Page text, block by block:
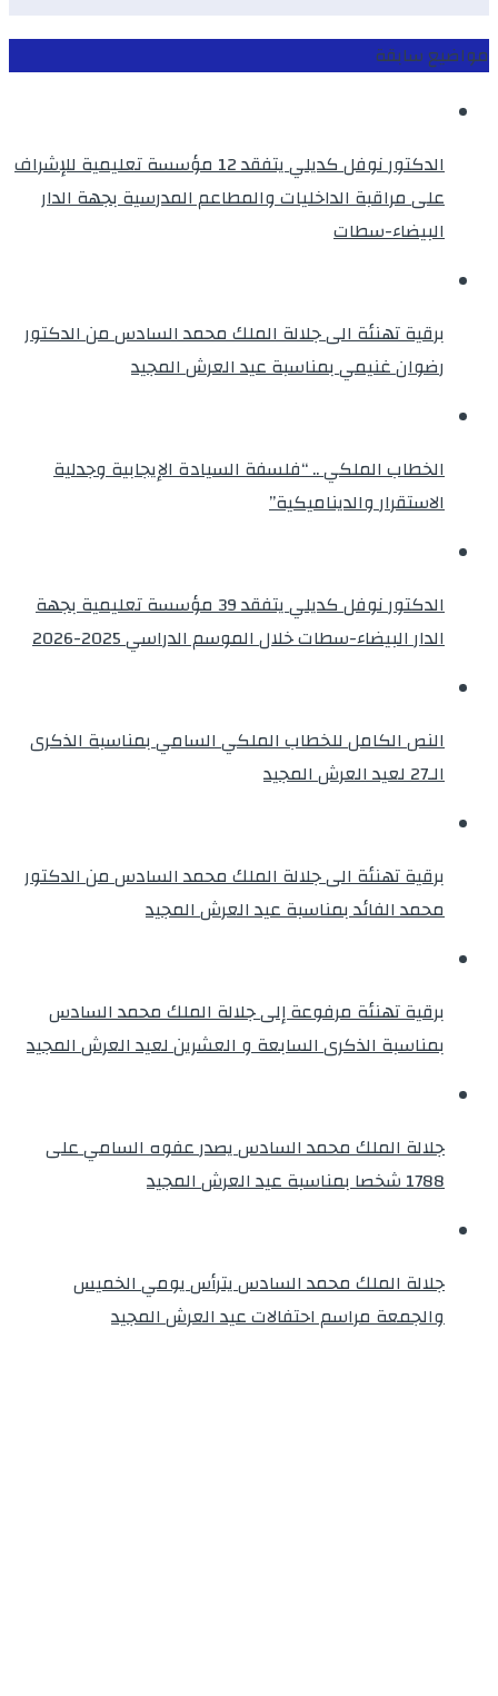
مواضيع سابقة
الدكتور نوفل كديلي يتفقد 12 مؤسسة تعليمية للإشراف
على مراقبة الداخليات والمطاعم المدرسية بجهة الدار
البيضاء-سطات
برقية تهنئة الى جلالة الملك محمد السادس من الدكتور
رضوان غنيمي بمناسبة عيد العرش المجيد
الخطاب الملكي .. “فلسفة السيادة الإيجابية وجدلية
الاستقرار والديناميكية”
الدكتور نوفل كديلي يتفقد 39 مؤسسة تعليمية بجهة
الدار البيضاء-سطات خلال الموسم الدراسي 2025-2026
النص الكامل للخطاب الملكي السامي بمناسبة الذكرى
الـ27 لعيد العرش المجيد
برقية تهنئة الى جلالة الملك محمد السادس من الدكتور
محمد الفائد بمناسبة عيد العرش المجيد
برقية تهنئة مرفوعة إلى جلالة الملك محمد السادس
بمناسبة الذكرى السابعة و العشرين لعيد العرش المجيد
جلالة الملك محمد السادس يصدر عفوه السامي على
1788 شخصا بمناسبة عيد العرش المجيد
جلالة الملك محمد السادس يترأس يومي الخميس
والجمعة مراسم احتفالات عيد العرش المجيد